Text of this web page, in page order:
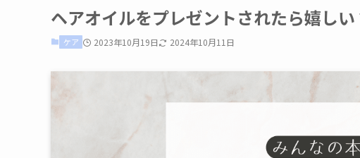
ヘアオイルをプレゼントされたら嬉し
ケア 2023年10月19日 2024年10月11日